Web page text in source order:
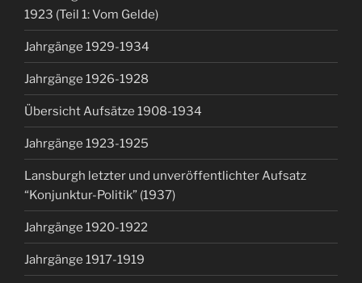
1923 (Teil 1: Vom Gelde)
Jahrgänge 1929-1934
Jahrgänge 1926-1928
Übersicht Aufsätze 1908-1934
Jahrgänge 1923-1925
Lansburgh letzter und unveröffentlichter Aufsatz
“Konjunktur-Politik” (1937)
Jahrgänge 1920-1922
Jahrgänge 1917-1919